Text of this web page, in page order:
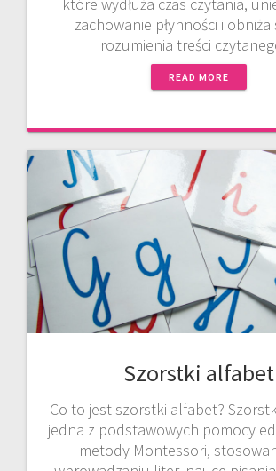
które wydłuża czas czytania,
zachowanie płynności i
rozumienia treści
READ MORE
Szorstki alfabet
Co to jest szorstki alfabet?
jedna z podstawowych pomocy
metody Montessori,